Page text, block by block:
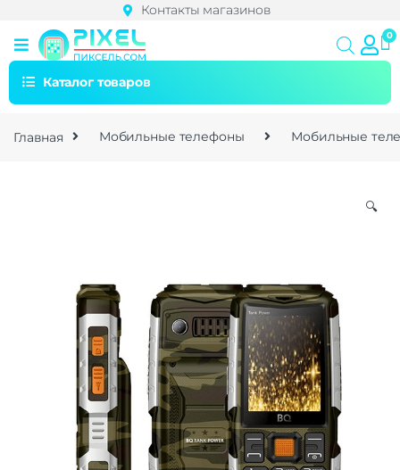
Контакты магазинов
Каталог товаров
Главная Мобильные телефоны Мобильные
🔍